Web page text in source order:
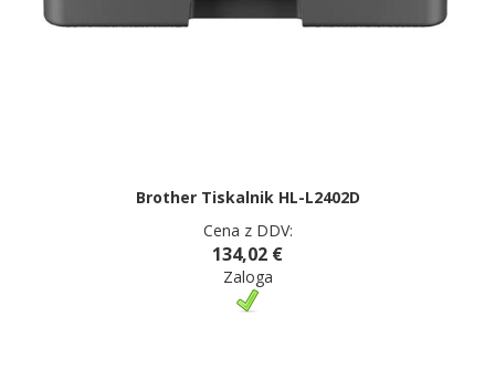
Brother Tiskalnik HL-L2402D
Cena z DDV:
134,02 €
Zaloga